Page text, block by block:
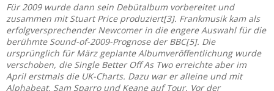
Für 2009 wurde dann sein Debütalbum vorbereitet und
zusammen mit Stuart Price produziert[3]. Frankmusik kam als
erfolgversprechender Newcomer in die engere Auswahl für die
berühmte Sound-of-2009-Prognose der BBC[5]. Die
ursprünglich für März geplante Albumveröffentlichung wurde
verschoben, die Single Better Off As Two erreichte aber im
April erstmals die UK-Charts. Dazu war er alleine und mit
Alphabeat, Sam Sparro und Keane auf Tour. Vor der